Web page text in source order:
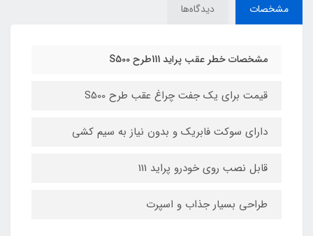
مشخصات دیدگاه‌ها
مشخصات خطر عقب پراید 111طرح S500
قیمت برای یک جفت چراغ عقب طرح S500
دارای سوکت فابریک و بدون نیاز به سیم کشی
قابل نصب روی خودرو پراید 111
طراحی بسیار جذاب و اسپرت